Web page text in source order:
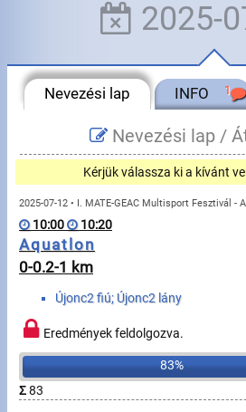
- - -
Számlák
Adatvédelem
Üzenetek
Sportolók
Sportoló keresés
Sportágak
2025-
Nevezési lap INFO 1
Nevezési lap /
Kérjük válassza ki a kívánt
2025-07-12 • I. MATE-GEAC Multisport Fesztivál -
10:00 10:20
Aquatlon
0-0.2-1 km
Újonc2 fiú; Újonc2 lány
Eredmények feldolgozva.
83%
Σ83